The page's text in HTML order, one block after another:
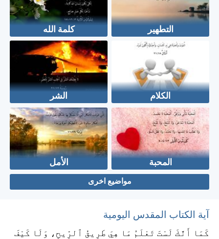
التطهير كلمة الله
الكلام الشر
المحبة الأمل
مواضيع اخرى
آية الكتاب المقدس اليومية
كَمَا أَنَّكَ لَسْتَ تَعْلَمُ مَا هِيَ طَرِيقُ ٱلرِّيحِ، وَلَا كَيْفَ